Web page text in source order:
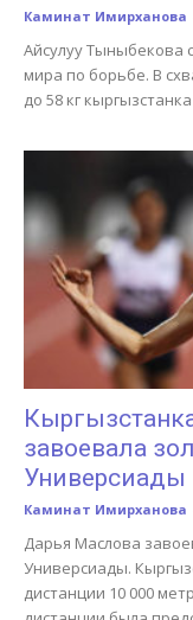
Каминат Имирханова
Айсулуу Тыныбекова
мира по борьбе. В
до 58 кг
завоевала
Универсиады
Каминат Имирханова
Дарья Маслова
Универсиады.
дистанции 10 000